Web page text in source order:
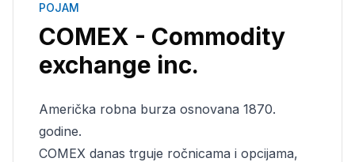
POJAM
COMEX - Commodity
exchange inc.
Američka robna burza osnovana 1870.
godine.
COMEX danas trguje ročnicama i opcijama,